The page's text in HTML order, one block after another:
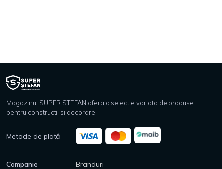
Magazinul SUPER STEFAN ofera o selectie variata de produse
pentru constructii si decorare.
Metode de plată
Companie
Branduri